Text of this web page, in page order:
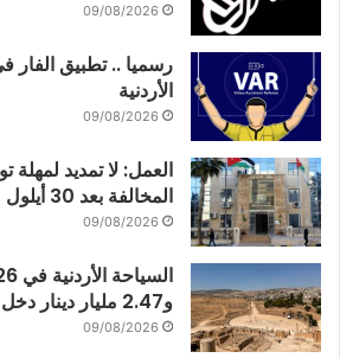
09/08/2026
رسميا .. تطبيق الفار
الأردنية
09/08/2026
العمل: لا تمديد لمهلة
المخالفة بعد 30 أيلول
09/08/2026
و2.47 مليار دينار دخل سياحي
09/08/2026